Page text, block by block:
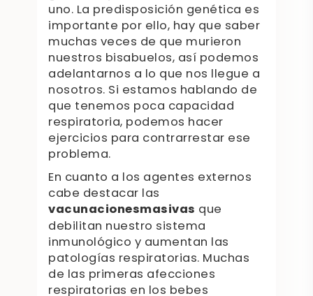
uno. La predisposición genética es
importante por ello, hay que saber
muchas veces de que murieron
nuestros bisabuelos, así podemos
adelantarnos a lo que nos llegue a
nosotros. Si estamos hablando de
que tenemos poca capacidad
respiratoria, podemos hacer
ejercicios para contrarrestar ese
problema.
En cuanto a los agentes externos
cabe destacar las
vacunacionesmasivas que
debilitan nuestro sistema
inmunológico y aumentan las
patologías respiratorias. Muchas
de las primeras afecciones
respiratorias en los bebes